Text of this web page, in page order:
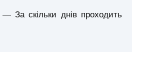
За скільки днів проходить